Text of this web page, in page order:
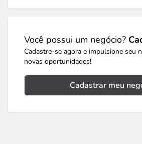
Você possui um negócio?
Cadastre-se agora e impulsione seu
novas oportunidades!
Cadastrar meu